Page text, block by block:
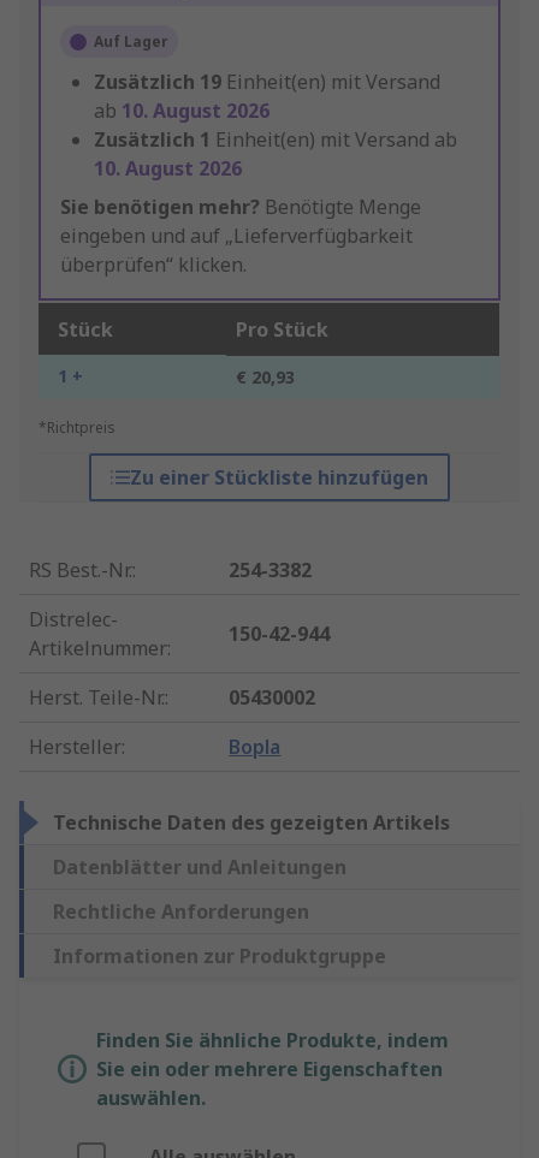
Auf Lager
Zusätzlich 19 Einheit(en) mit Versand
ab 10. August 2026
Zusätzlich 1 Einheit(en) mit Versand ab
10. August 2026
Sie benötigen mehr? Benötigte Menge
eingeben und auf „Lieferverfügbarkeit
überprüfen“ klicken.
Stück Pro Stück
1 + € 20,93
*Richtpreis
Zu einer Stückliste hinzufügen
RS Best.-Nr.:
254-3382
Distrelec-
Artikelnummer:
150-42-944
Herst. Teile-Nr.:
05430002
Hersteller: Bopla
Technische Daten des gezeigten Artikels
Datenblätter und Anleitungen
Rechtliche Anforderungen
Informationen zur Produktgruppe
Finden Sie ähnliche Produkte, indem
Sie ein oder mehrere Eigenschaften
auswählen.